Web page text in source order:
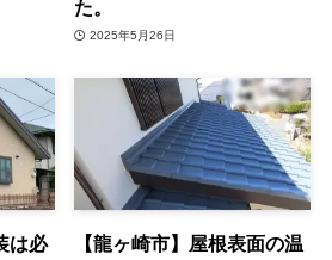
た。
2025年5月26日
は必
【龍ヶ崎市】屋根表面の温